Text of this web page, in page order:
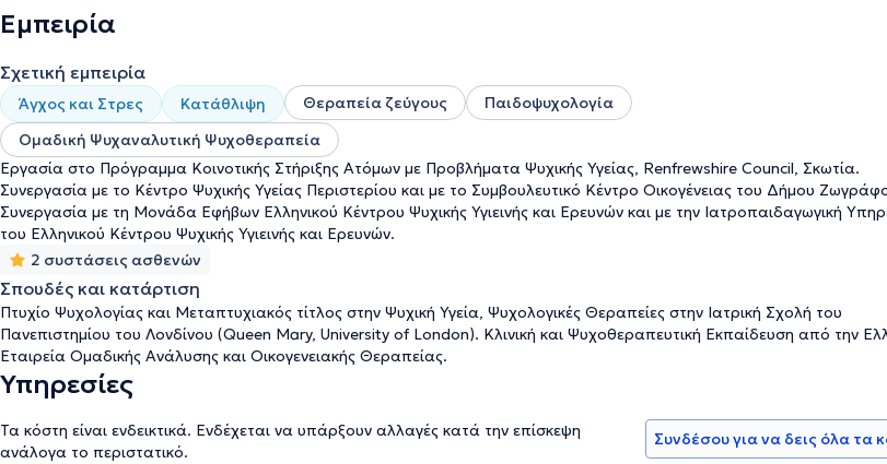
Εφήβων και την Ιατροπαιδαγωγική Υπηρεσία του Ελληνικού Κέντρου Ψυχικής Υγιεινής. Τέλος, παρακολουθεί και
σε πανελλήνια και πανευρωπαϊκά συνέδρια και ημερίδες στα πλαίσια της συνεχούς κατάρτισης.
Εμπειρία
Σχετική εμπειρία
Άγχος και Στρες Κατάθλιψη Θεραπεία ζεύγους
Παιδοψυχολογία
Ομαδική Ψυχαναλυτική Ψυχοθεραπεία
Εργασία στο Πρόγραμμα Κοινοτικής Στήριξης Ατόμων με Προβλήματα Ψυχικής Υγείας, Renfrewshire Council, Σκωτία.
Συνεργασία με το Κέντρο Ψυχικής Υγείας Περιστερίου και με το Συμβουλευτικό Κέντρο Οικογένειας του Δήμου
Συνεργασία με τη Μονάδα Εφήβων Ελληνικού Κέντρου Ψυχικής Υγιεινής και Ερευνών και με την Ιατροπαιδαγωγική
του Ελληνικού Κέντρου Ψυχικής Υγιεινής και Ερευνών.
2 συστάσεις ασθενών
Σπουδές και κατάρτιση
Πτυχίο Ψυχολογίας και Μεταπτυχιακός τίτλος στην Ψυχική Υγεία, Ψυχολογικές Θεραπείες στην Ιατρική Σχολή του
Πανεπιστημίου του Λονδίνου (Queen Mary, University of London). Κλινική και Ψυχοθεραπευτική Εκπαίδευση από την
Εταιρεία Ομαδικής Ανάλυσης και Οικογενειακής Θεραπείας.
Υπηρεσίες
Τα κόστη είναι ενδεικτικά. Ενδέχεται να υπάρξουν αλλαγές κατά την επίσκεψη
ανάλογα το περιστατικό.
Συνδέσου για να δεις όλα τα